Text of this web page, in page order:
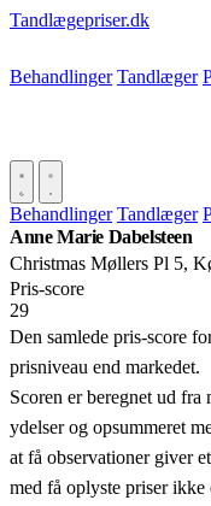
Tandlægepriser.dk
Behandlinger Tandlæger
Behandlinger Tandlæger
Anne Marie Dabelsteen
Christmas Møllers Pl 5,
Pris‑score
29
Den samlede pris-score
prisniveau end markedet.
Scoren er beregnet ud
ydelser og opsummeret
at få observationer giver
med få oplyste priser ikke